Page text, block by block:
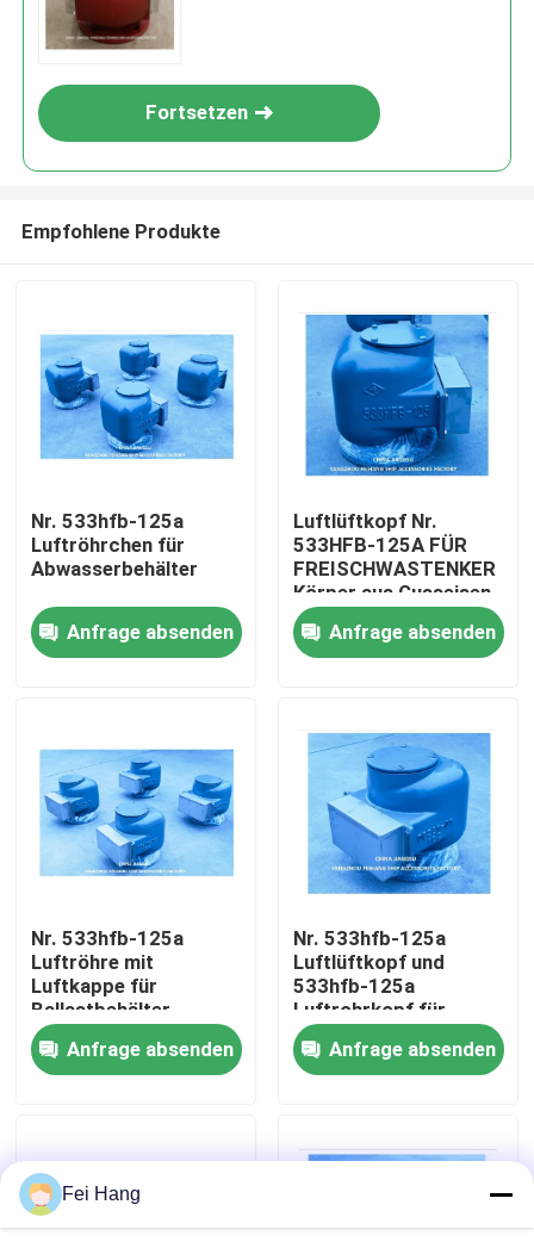
Startseite
Produkte
Fabrik Tour
Qualitätskontrolle
Kontakt
Referenzen
Marine-Wasserfilter
Marine Sea Water Strainer
Fortsetzen
Empfohlene Produkte
Nr. 533hfb-125a
Luftröhrchen für
Abwasserbehälter
Anfrage absenden
Luftlüftkopf Nr.
533HFB-125A FÜR
FREISCHWASTENKER
Körper aus Gusseisen
mit Edelstahlfloater
Anfrage absenden
Nr. 533hfb-125a
Luftröhre mit
Luftkappe für
Ballastbehälter
Anfrage absenden
Nr. 533hfb-125a
Luftlüftkopf und
533hfb-125a
Luftrohrkopf für
Ballastbehälter
Anfrage absenden
Fei Hang